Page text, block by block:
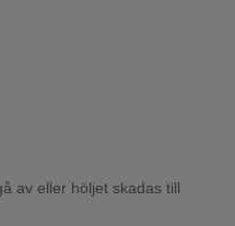
av eller höljet skadas till